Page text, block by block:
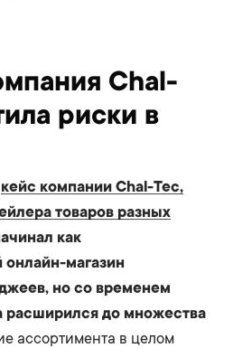
Chal-
риски в
кейс компании Chal-Tec,
товаров разных
как
магазин
но со временем
расширился до множества
ассортимента в целом